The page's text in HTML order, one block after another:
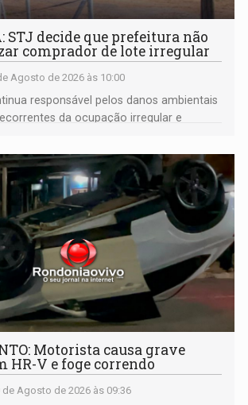
STJ decide que prefeitura não
comprador de lote irregular
Agosto de 2026 às 10:00
responsável pelos danos ambientais
da ocupação irregular e
Motorista causa grave
HR-V e foge correndo
de Agosto de 2026 às 09:36